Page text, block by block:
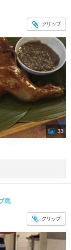
クリップ
33
島
クリップ